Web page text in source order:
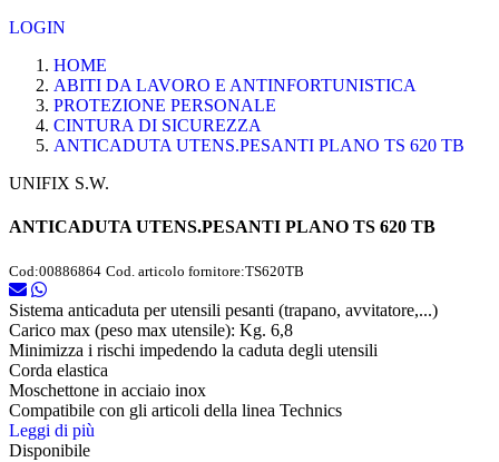
LOGIN
HOME
ABITI DA LAVORO E ANTINFORTUNISTICA
PROTEZIONE PERSONALE
CINTURA DI SICUREZZA
ANTICADUTA UTENS.PESANTI PLANO TS 620 TB
UNIFIX S.W.
ANTICADUTA UTENS.PESANTI PLANO TS 620 TB
Cod:00886864 Cod. articolo fornitore:TS620TB
Sistema anticaduta per utensili pesanti (trapano, avvitatore,...)
Carico max (peso max utensile): Kg. 6,8
Minimizza i rischi impedendo la caduta degli utensili
Corda elastica
Moschettone in acciaio inox
Compatibile con gli articoli della linea Technics
Leggi di più
Disponibile